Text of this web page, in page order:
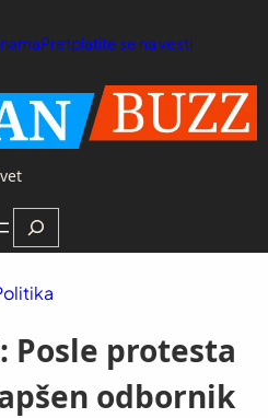
Pretplatite se na vesti
Search
Posle protesta
odbornik